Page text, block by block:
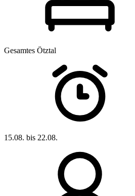
Gesamtes Ötztal
15.08. bis 22.08.